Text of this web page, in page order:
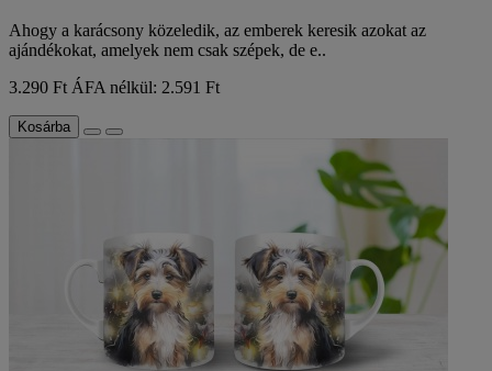
Ahogy a karácsony közeledik, az emberek keresik azokat az
ajándékokat, amelyek nem csak szépek, de e..
3.290 Ft ÁFA nélkül: 2.591 Ft
Kosárba